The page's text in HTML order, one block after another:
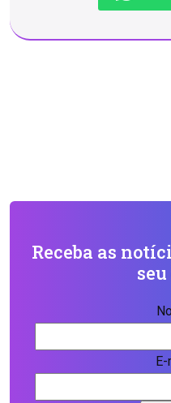
Receba as